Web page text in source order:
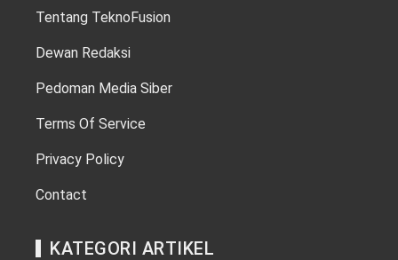
Tentang TeknoFusion
Dewan Redaksi
Pedoman Media Siber
Terms Of Service
Privacy Policy
Contact
KATEGORI ARTIKEL